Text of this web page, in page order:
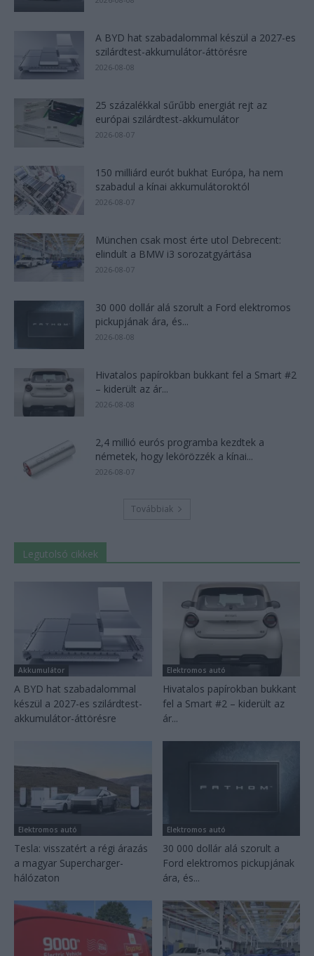
A BYD hat szabadalommal készül a 2027-es
szilárdtest-akkumulátor-áttörésre
2026-08-08
25 százalékkal sűrűbb energiát rejt az
európai szilárdtest-akkumulátor
2026-08-07
150 milliárd eurót bukhat Európa, ha nem
szabadul a kínai akkumulátoroktól
2026-08-07
München csak most érte utol Debrecent:
elindult a BMW i3 sorozatgyártása
2026-08-07
30 000 dollár alá szorult a Ford elektromos
pickupjának ára, és...
2026-08-08
Hivatalos papírokban bukkant fel a Smart #2
– kiderült az ár...
2026-08-08
2,4 millió eurós programba kezdtek a
németek, hogy lekörözzék a kínai...
2026-08-07
Továbbiak
Legutolsó cikkek
Akkumulátor
A BYD hat szabadalommal
készül a 2027-es szilárdtest-
akkumulátor-áttörésre
Elektromos autó
Hivatalos papírokban bukkant
fel a Smart #2 – kiderült az
ár...
Elektromos autó
Tesla: visszatért a régi árazás
a magyar Supercharger-
hálózaton
Elektromos autó
30 000 dollár alá szorult a
Ford elektromos pickupjának
ára, és...